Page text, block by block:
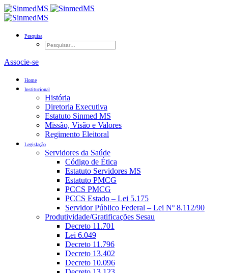
Pesquisa
Associe-se
Home
Institucional
História
Diretoria Executiva
Estatuto Sinmed MS
Missão, Visão e Valores
Regimento Eleitoral
Legislação
Servidores da Saúde
Código de Ética
Estatuto Servidores MS
Estatuto PMCG
PCCS PMCG
PCCS Estado – Lei 5.175
Servidor Público Federal – Lei Nº 8.112/90
Produtividade/Gratificações Sesau
Decreto 11.701
Lei 6.049
Decreto 11.796
Decreto 13.402
Decreto 10.096